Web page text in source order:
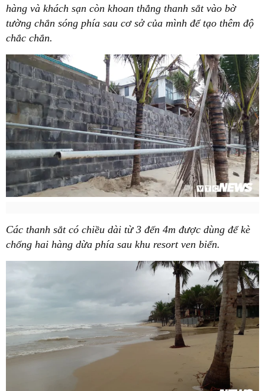
hàng và khách sạn còn khoan thẳng thanh sắt vào bờ
tường chắn sóng phía sau cơ sở của mình để tạo thêm độ
chắc chắn.
Các thanh sắt có chiều dài từ 3 đến 4m được dùng để kè
chống hai hàng dừa phía sau khu resort ven biển.